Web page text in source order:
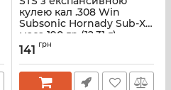
кулею кал .308 Win
Subsonic Hornady Sub-X
маса 190 гр (12.31 г)
141 грн